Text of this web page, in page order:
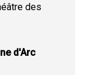
des
d'Arc